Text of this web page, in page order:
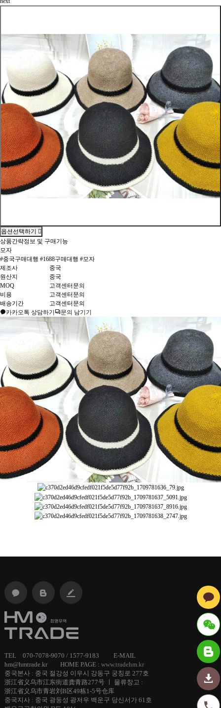
ID :
옵션선택하기
상품간략정보 및 구매기능
모자
#중국구매대행 #1688구매대행 #모자
제조사
중국
원산지
중국
MOQ
고객센터문의
비용
고객센터문의
배송기간
고객센터문의
카카오톡 상담하기
문의 남기기
TEL 070-7078-9070 / 1577-9183 E-MAIL
hm@hmtrade.kr HOME PAGE : www.tradehm.kr
중국본사 : 중국 절강성 이우시 강동구 궁칭로 277호
浙江省义乌市江东街道龚青路277号 ㅣ 물류창고 :
浙江省义乌市青岩刘B区49栋1-5号仓库
중국지사 : 중국 광둥성 광저우 백운구 당신서가 61호